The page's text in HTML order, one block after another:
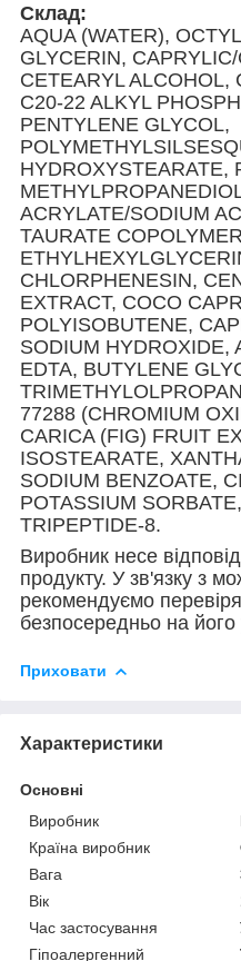
Склад:
AQUA (WATER),
GLYCERIN,
CETEARYL ALCOHOL,
C20-22 ALKYL
PENTYLENE GLYCOL,
HYDROXYSTEARATE,
ACRYLATE/SODIUM
TAURATE
CHLORPHENESIN,
EXTRACT, COCO
POLYISOBUTENE,
SODIUM HYDROXIDE,
EDTA, BUTYLENE
77288 (CHROMIUM
CARICA (FIG) FRUIT
ISOSTEARATE,
SODIUM BENZOATE,
POTASSIUM
TRIPEPTIDE-8.
Виробник несе
продукту. У зв'язку з
рекомендуємо
безпосередньо на його
Приховати
Характеристики
Основні
Виробник
Країна виробник
Вага
Вік
Час застосування
Гіпоалергенний